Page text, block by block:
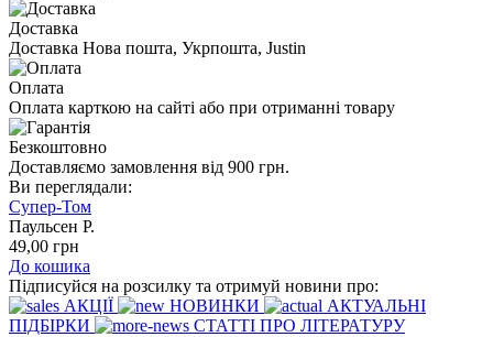
Доставка
Доставка Нова пошта, Укрпошта, Justin
Оплата
Оплата карткою на сайті або при отриманні товару
Безкоштовно
Доставляємо замовлення від 900 грн.
Ви переглядали:
Супер-Том
Паульсен Р.
49,00 грн
До кошика
Підписуйся на розсилку та отримуй новини про:
АКЦІЇ
НОВИНКИ
АКТУАЛЬНІ
ПІДБІРКИ
СТАТТІ ПРО ЛІТЕРАТУРУ